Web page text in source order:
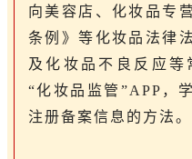
向美容店、化妆品专
条例》等化妆品法律
及化妆品不良反应等
“化妆品监管”APP，
注册备案信息的方法。